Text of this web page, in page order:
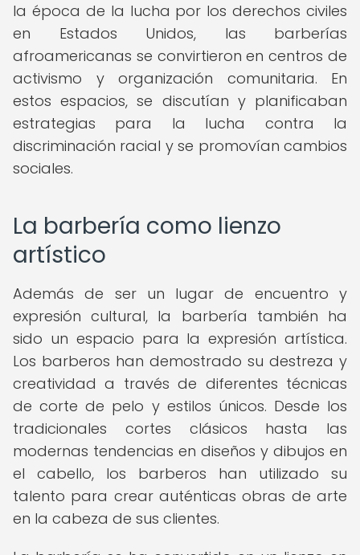
la época de la lucha por los derechos civiles
en Estados Unidos, las barberías
afroamericanas se convirtieron en centros de
activismo y organización comunitaria. En
estos espacios, se discutían y planificaban
estrategias para la lucha contra la
discriminación racial y se promovían cambios
sociales.
La barbería como lienzo
artístico
Además de ser un lugar de encuentro y
expresión cultural, la barbería también ha
sido un espacio para la expresión artística.
Los barberos han demostrado su destreza y
creatividad a través de diferentes técnicas
de corte de pelo y estilos únicos. Desde los
tradicionales cortes clásicos hasta las
modernas tendencias en diseños y dibujos en
el cabello, los barberos han utilizado su
talento para crear auténticas obras de arte
en la cabeza de sus clientes.